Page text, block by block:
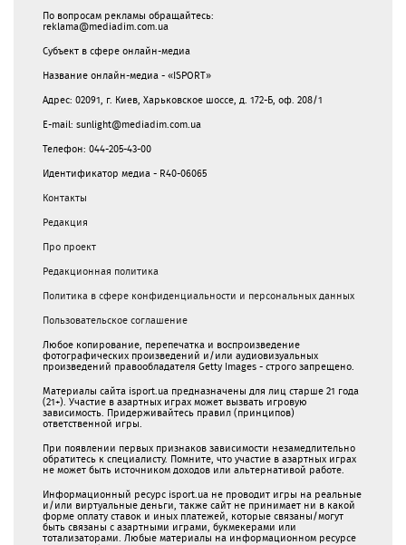
По вопросам рекламы обращайтесь:
reklama@mediadim.com.ua
Субъект в сфере онлайн-медиа
Название онлайн-медиа - «ISPORT»
Адрес: 02091, г. Киев, Харьковское шоссе, д. 172-Б, оф. 208/1
E-mail: sunlight@mediadim.com.ua
Телефон: 044-205-43-00
Идентификатор медиа - R40-06065
Контакты
Редакция
Про проект
Редакционная политика
Политика в сфере конфиденциальности и персональных данных
Пользовательское соглашение
Любое копирование, перепечатка и воспроизведение
фотографических произведений и/или аудиовизуальных
произведений правообладателя Getty Images - строго запрещено.
Материалы сайта isport.ua предназначены для лиц старше 21 года
(21+). Участие в азартных играх может вызвать игровую
зависимость. Придерживайтесь правил (принципов)
ответственной игры.
При появлении первых признаков зависимости незамедлительно
обратитесь к специалисту. Помните, что участие в азартных играх
не может быть источником доходов или альтернативой работе.
Информационный ресурс isport.ua не проводит игры на реальные
и/или виртуальные деньги, также сайт не принимает ни в какой
форме oплaту ставок и иных платежей, которые связаны/могут
быть связаны c азартными игрaми, букмекерами или
тотализаторами. Любые материалы на информационном ресурсе